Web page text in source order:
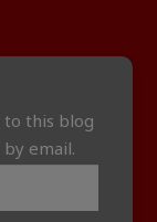
to this blog
email.